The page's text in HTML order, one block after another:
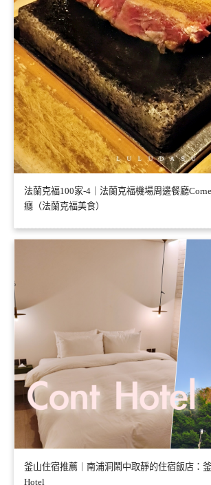
法蘭克福100家-4｜法蘭克福機場周邊餐廳
癮（法蘭克福美食）
釜山住宿推薦｜南浦洞鬧中取靜的住宿飯店：
Hotel